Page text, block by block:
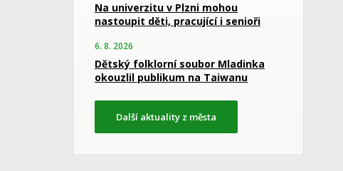
Na univerzitu v Plzni mohou
nastoupit děti, pracující i senioři
6. 8. 2026
Dětský folklorní soubor Mladinka
okouzlil publikum na Taiwanu
Další aktuality z města